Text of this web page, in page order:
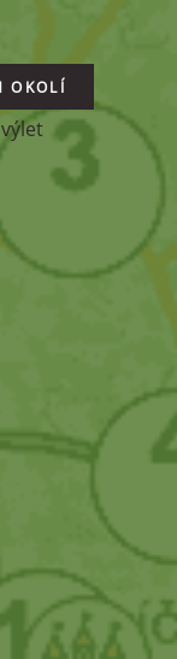
OKOLÍ